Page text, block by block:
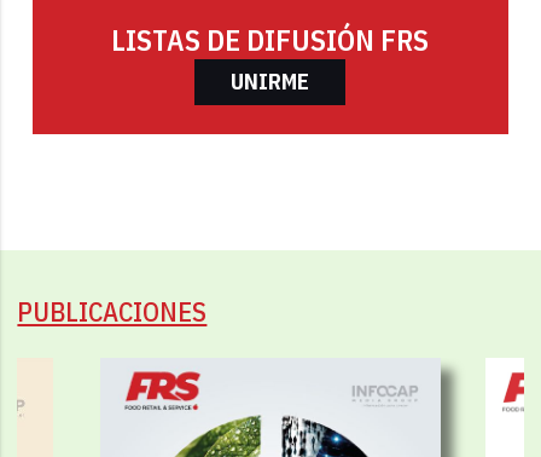
LISTAS DE DIFUSIÓN FRS
UNIRME
PUBLICACIONES